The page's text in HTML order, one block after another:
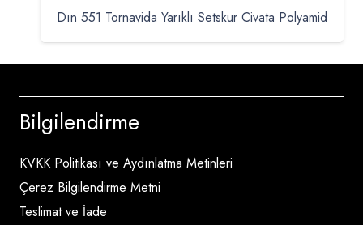
Dın 551 Tornavida Yarıklı Setskur Civata Polyamid
Bilgilendirme
KVKK Politikası ve Aydınlatma Metinleri
Çerez Bilgilendirme Metni
Teslimat ve İade